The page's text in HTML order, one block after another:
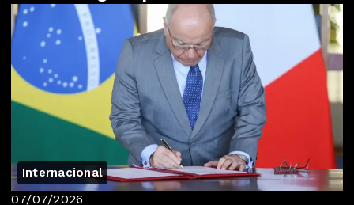
Internacional
07/07/2026